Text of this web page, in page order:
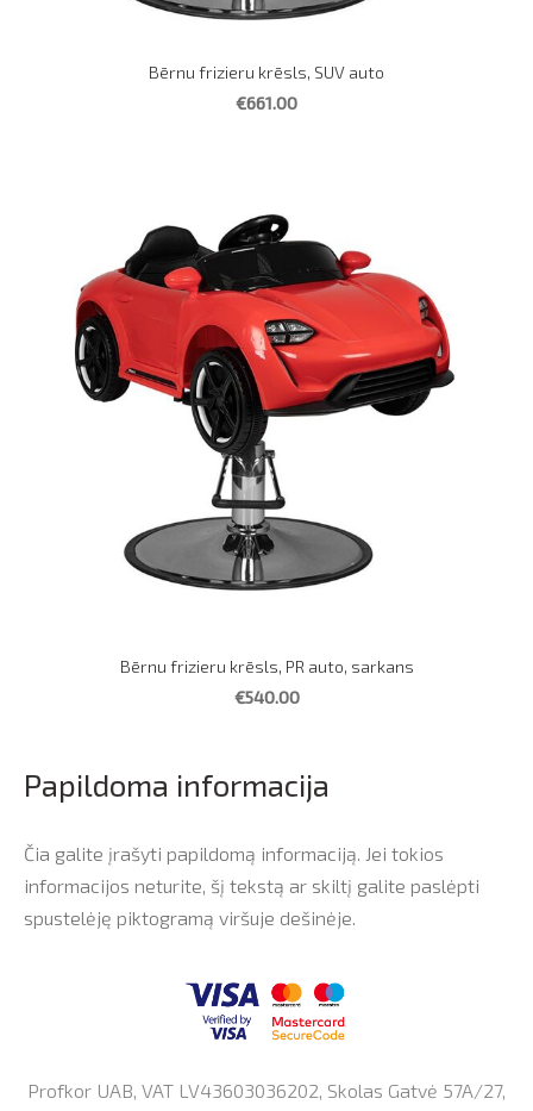
Papildoma informacija
Čia galite įrašyti papildomą informaciją. Jei tokios
informacijos neturite, šį tekstą ar skiltį galite paslėpti
spustelėję piktogramą viršuje dešinėje.
Bērnu frizieru krēsls, SUV auto
€661.00
Bērnu frizieru krēsls, PR auto, sarkans
€540.00
Profkor UAB, VAT LV43603036202, Skolas Gatvė 57A/27,